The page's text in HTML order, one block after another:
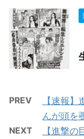
PREV
【速報
んが頭を
NEXT
【進撃